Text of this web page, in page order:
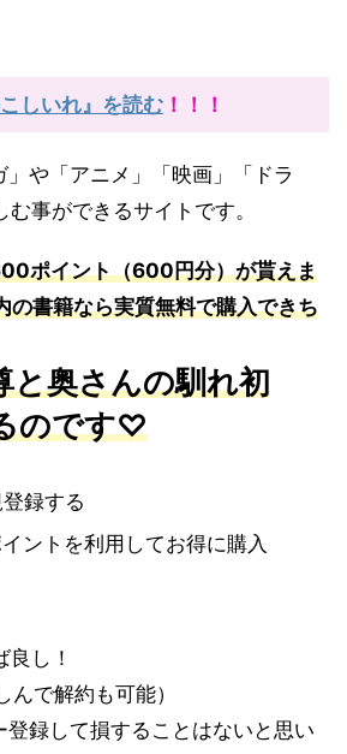
しいれ』を読む ！！！
や「アニメ」「映画」「ドラ
事ができるサイトです。
ポイント（600円分）が貰えま
の書籍なら実質無料で購入できち
と奥さんの馴れ初
のです♡
録する
ントを利用してお得に購入
し！
んで解約も可能）
登録して損することはないと思い